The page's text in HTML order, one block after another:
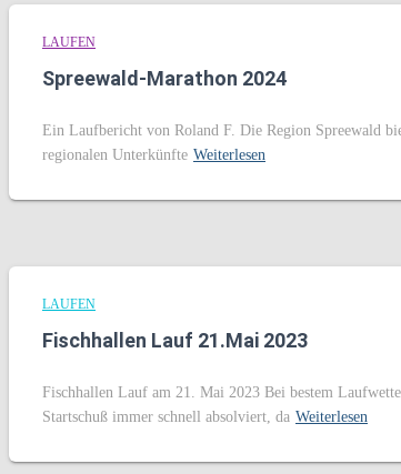
LAUFEN
Spreewald-Marathon 2024
Ein Laufbericht von Roland F. Die Region Spreewald
regionalen Unterkünfte Weiterlesen
LAUFEN
Fischhallen Lauf 21.Mai 2023
Fischhallen Lauf am 21. Mai 2023 Bei bestem
Startschuß immer schnell absolviert, da Weiterlesen